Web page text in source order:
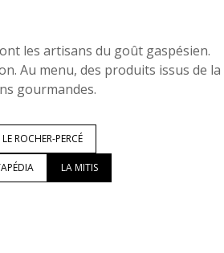
les artisans du goût gaspésien.
Au menu, des produits issus de la
gourmandes.
LE ROCHER-PERCÉ
LA MITIS